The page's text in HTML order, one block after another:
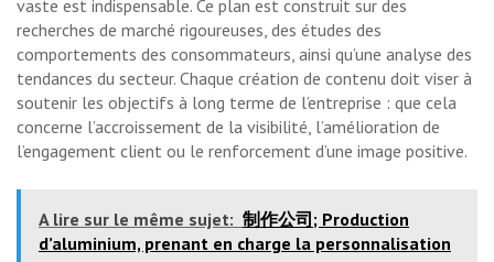
vaste est indispensable. Ce plan est construit sur des
recherches de marché rigoureuses, des études des
comportements des consommateurs, ainsi qu’une analyse des
tendances du secteur. Chaque création de contenu doit viser à
soutenir les objectifs à long terme de l’entreprise : que cela
concerne l’accroissement de la visibilité, l’amélioration de
l’engagement client ou le renforcement d’une image positive.
A lire sur le même sujet: 制作公司; Production
d’aluminium, prenant en charge la personnalisation